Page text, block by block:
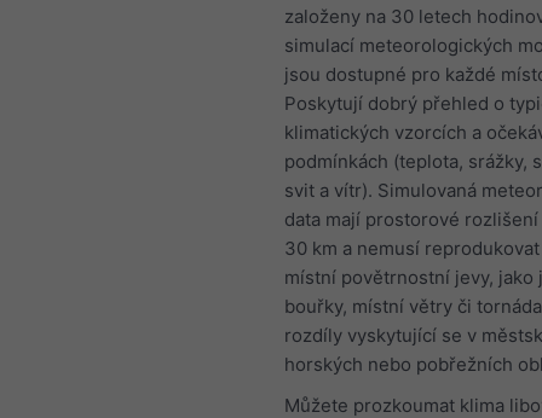
založeny na 30 letech
simulací meteorologických
jsou dostupné pro každé
Poskytují dobrý přehled o
klimatických vzorcích a
podmínkách (teplota, srážky,
svit a vítr). Simulovaná
data mají prostorové
30 km a nemusí
místní povětrnostní jevy, jako
bouřky, místní větry či
rozdíly vyskytující se v
horských nebo pobřežních
Můžete prozkoumat klima